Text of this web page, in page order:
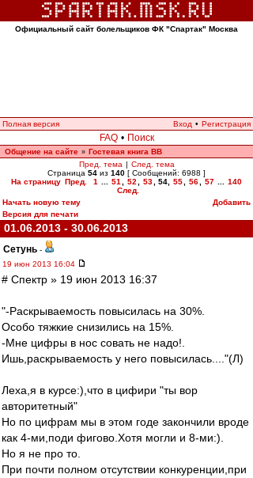
Официальный сайт болельщиков ФК "Спартак" Москва
Полная версия Вход • Регистрация
FAQ • Поиск
Общение на сайте » Гостевая книга ВВ
Пред. тема | След. тема
Страница 54 из 140 [ Сообщений: 6988 ]
На страницу Пред. 1 51 52 53 54 55 56 57
140
След.
Начать новую тему
Добавить
Версия для печати
01.06.2013 - 30.06.2013
Сетунь -
19 июн 2013 16:04
# Спектр » 19 июн 2013 16:37
"-Раскрываемость повысилась на 30%.
Особо тяжкие снизились на 15%.
-Мне цифры в нос совать не надо!.
Ишь,раскрываемость у него повысилась...."(Л)
Леха,я в курсе:),что в цифири "ты вор
авторитетный"
Но по цифрам мы в этом годе закончили вроде
как 4-ми,поди фигово.Хотя могли и 8-ми:).
Но я не про то.
При почти полном отсутствии конкуренции,при